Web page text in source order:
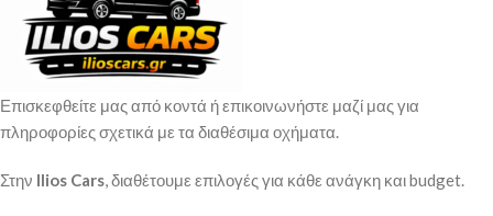
Επισκεφθείτε μας από κοντά ή επικοινωνήστε μαζί μας για
πληροφορίες σχετικά με τα διαθέσιμα οχήματα.
Στην Ilios Cars, διαθέτουμε επιλογές για κάθε ανάγκη και budget.